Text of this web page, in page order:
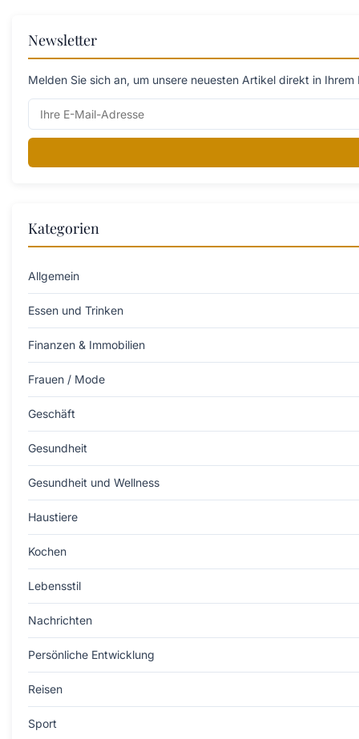
Newsletter
Melden Sie sich an, um unsere neuesten Artikel direkt in
Kategorien
Allgemein
Essen und Trinken
Finanzen & Immobilien
Frauen / Mode
Geschäft
Gesundheit
Gesundheit und Wellness
Haustiere
Kochen
Lebensstil
Nachrichten
Persönliche Entwicklung
Reisen
Sport